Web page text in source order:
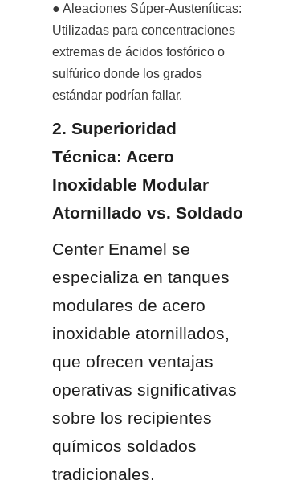
● Aleaciones Súper-Austeníticas:
Utilizadas para concentraciones
extremas de ácidos fosfórico o
sulfúrico donde los grados
estándar podrían fallar.
2. Superioridad
Técnica: Acero
Inoxidable Modular
Atornillado vs. Soldado
Center Enamel se
especializa en tanques
modulares de acero
inoxidable atornillados,
que ofrecen ventajas
operativas significativas
sobre los recipientes
químicos soldados
tradicionales.